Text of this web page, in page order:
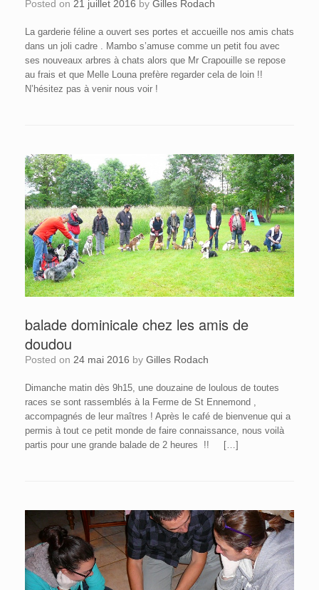
Posted on 21 juillet 2016 by Gilles Rodach
La garderie féline a ouvert ses portes et accueille nos amis chats
dans un joli cadre . Mambo s’amuse comme un petit fou avec
ses nouveaux arbres à chats alors que Mr Crapouille se repose
au frais et que Melle Louna prefère regarder cela de loin !!
N’hésitez pas à venir nous voir !
balade dominicale chez les amis de
doudou
Posted on 24 mai 2016 by Gilles Rodach
Dimanche matin dès 9h15, une douzaine de loulous de toutes
races se sont rassemblés à la Ferme de St Ennemond ,
accompagnés de leur maîtres ! Après le café de bienvenue qui a
permis à tout ce petit monde de faire connaissance, nous voilà
partis pour une grande balade de 2 heures !! […]